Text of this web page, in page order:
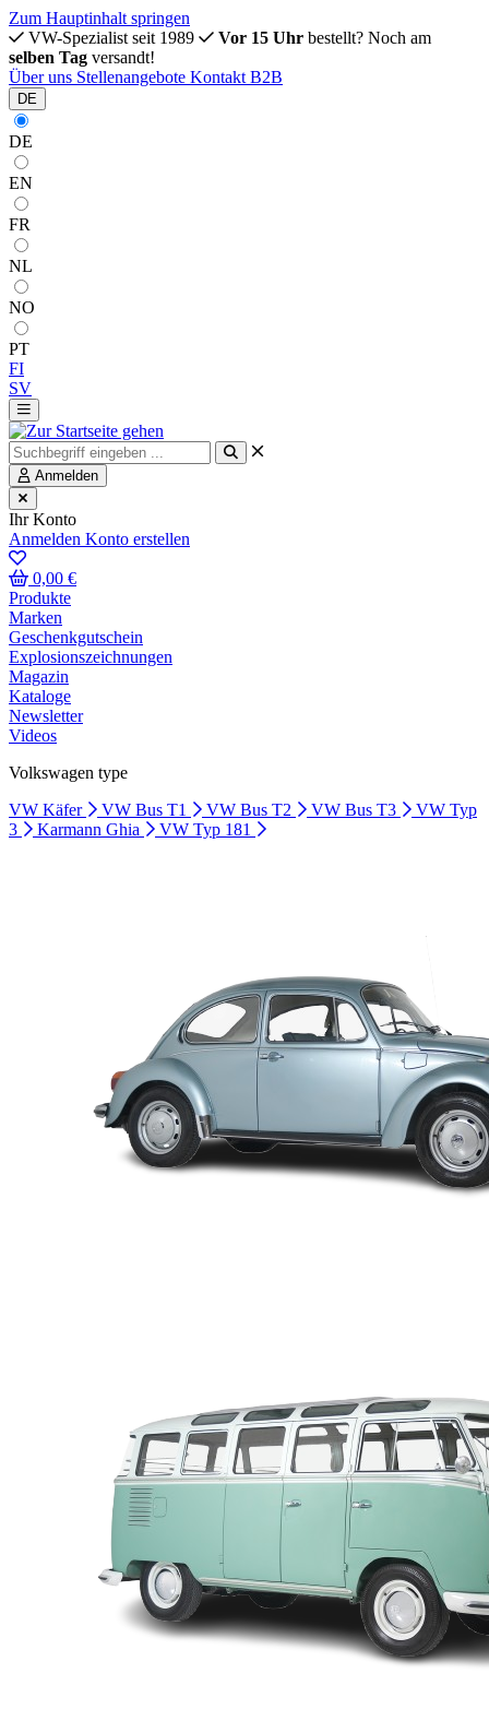
Zum Hauptinhalt springen
VW-Spezialist seit 1989
Vor 15 Uhr bestellt? Noch am
selben Tag versandt!
Über uns Stellenangebote Kontakt B2B
DE
DE
EN
FR
NL
NO
PT
FI
SV
Anmelden
Ihr Konto
Anmelden Konto erstellen
0,00 €
Produkte
Marken
Geschenkgutschein
Explosionszeichnungen
Magazin
Kataloge
Newsletter
Videos
Volkswagen type
VW Käfer
VW Bus T1 VW Bus T2 VW Bus T3
VW Typ
3
Karmann Ghia VW Typ 181